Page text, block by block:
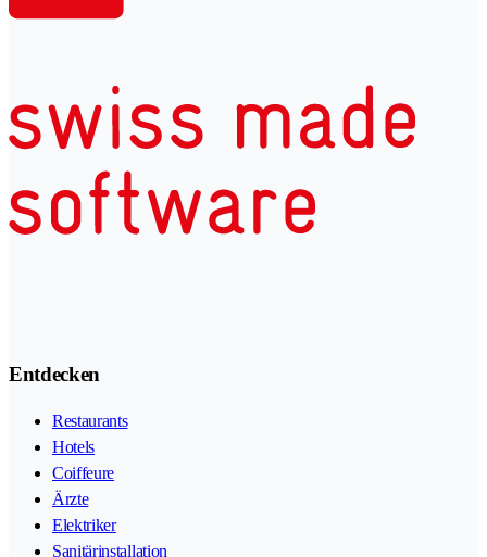
Entdecken
Restaurants
Hotels
Coiffeure
Ärzte
Elektriker
Sanitärinstallation